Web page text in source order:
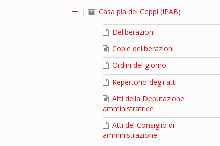
| Casa pia dei Ceppi (IPAB)
Deliberazioni
Copie deliberazioni
Ordini del giorno
Repertorio degli atti
Atti della Deputazione
amministratrice
Atti del Consiglio di
amministrazione